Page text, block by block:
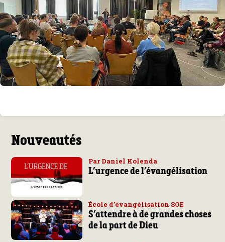
Nouveautés
Par Daniel Kolenda
L’urgence de l’évangélisation
École d’évangélisation SOE
S’attendre à de grandes choses
de la part de Dieu